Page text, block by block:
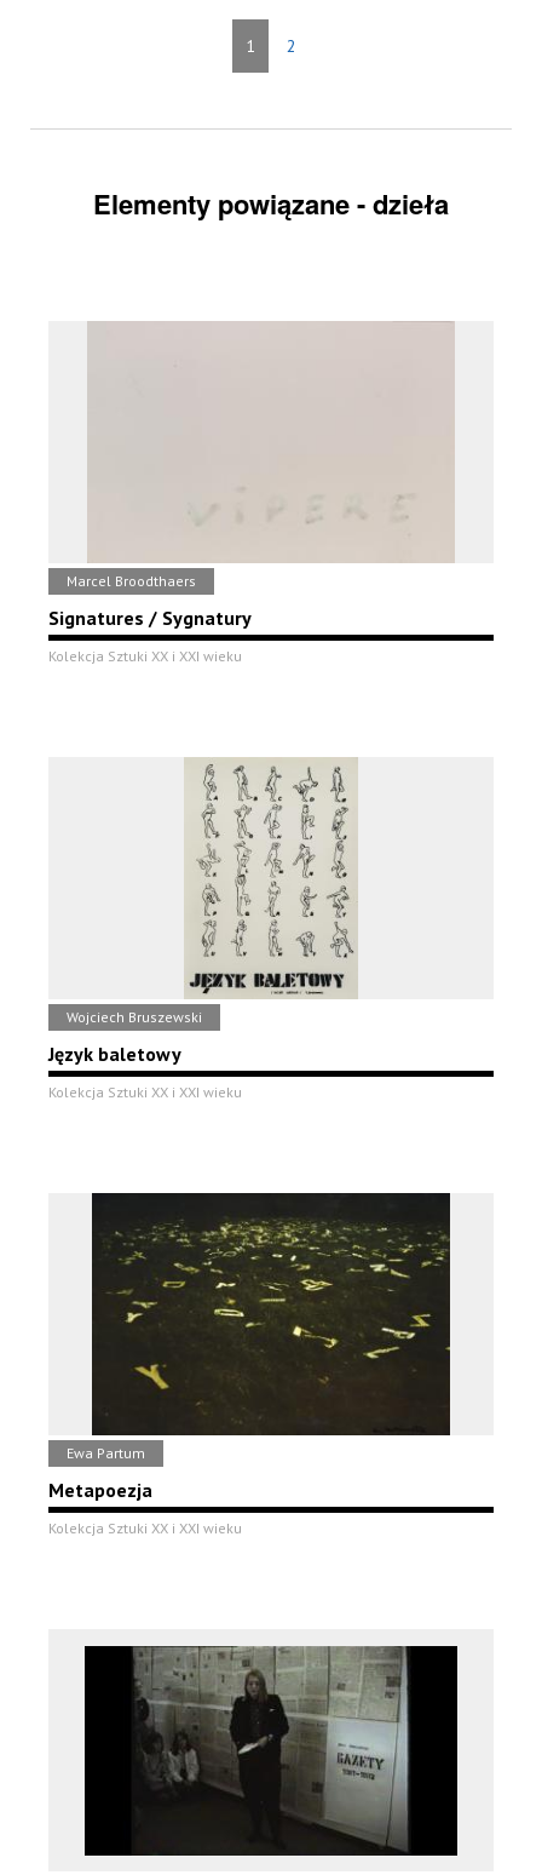
1 2
Elementy powiązane - dzieła
Marcel Broodthaers
Signatures / Sygnatury
Kolekcja Sztuki XX i XXI wieku
Wojciech Bruszewski
Język baletowy
Kolekcja Sztuki XX i XXI wieku
Ewa Partum
Metapoezja
Kolekcja Sztuki XX i XXI wieku